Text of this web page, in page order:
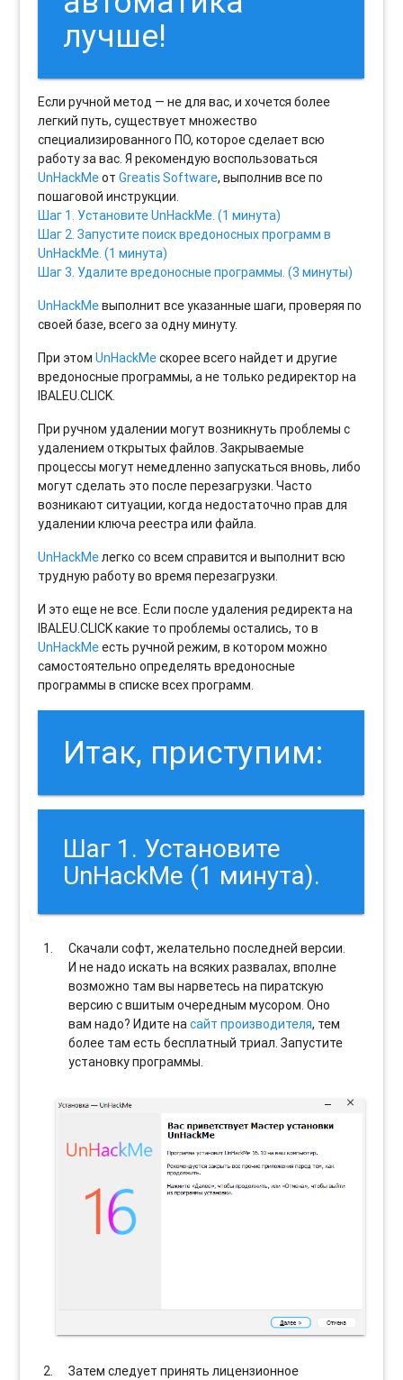
лучше!
Если ручной метод — не для вас, и хочется более
легкий путь, существует множество
специализированного ПО, которое сделает всю
работу за вас. Я рекомендую воспользоваться
UnHackMeотGreatis Software, выполнив все по
пошаговой инструкции.
Шаг 1. Установите UnHackMe. (1 минута)
Шаг 2. Запустите поиск вредоносных программ в
UnHackMe. (1 минута)
Шаг 3. Удалите вредоносные программы. (3 минуты)
UnHackMeвыполнит все указанные шаги, проверяя по
своей базе, всего за одну минуту.
При этомUnHackMeскорее всего найдет и другие
вредоносные программы, а не только редиректор на
IBALEU.CLICK.
При ручном удалении могут возникнуть проблемы с
удалением открытых файлов. Закрываемые
процессы могут немедленно запускаться вновь, либо
могут сделать это после перезагрузки. Часто
возникают ситуации, когда недостаточно прав для
удалении ключа реестра или файла.
UnHackMeлегко со всем справится и выполнит всю
трудную работу во время перезагрузки.
И это еще не все. Если после удаления редиректа на
IBALEU.CLICK какие то проблемы остались, то в
UnHackMeесть ручной режим, в котором можно
самостоятельно определять вредоносные
программы в списке всех программ.
Итак, приступим:
Шаг 1. Установите
UnHackMe (1 минута).
Скачали софт, желательно последней версии.
И не надо искать на всяких развалах, вполне
возможно там вы нарветесь на пиратскую
версию с вшитым очередным мусором. Оно
вам надо? Идите насайт производителя, тем
более там есть бесплатный триал. Запустите
установку программы.
Затем следует принять лицензионное